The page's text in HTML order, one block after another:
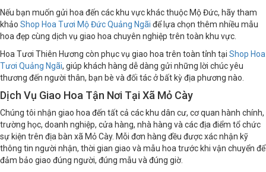
Nếu bạn muốn gửi hoa đến các khu vực khác thuộc Mộ Đức, hãy tham
khảo Shop Hoa Tươi Mộ Đức Quảng Ngãi để lựa chọn thêm nhiều mẫu
hoa đẹp cùng dịch vụ giao hoa chuyên nghiệp trên toàn khu vực.
Hoa Tươi Thiên Hương còn phục vụ giao hoa trên toàn tỉnh tại Shop Hoa
Tươi Quảng Ngãi, giúp khách hàng dễ dàng gửi những lời chúc yêu
thương đến người thân, bạn bè và đối tác ở bất kỳ địa phương nào.
Dịch Vụ Giao Hoa Tận Nơi Tại Xã Mỏ Cày
Chúng tôi nhận giao hoa đến tất cả các khu dân cư, cơ quan hành chính,
trường học, doanh nghiệp, cửa hàng, nhà hàng và các địa điểm tổ chức
sự kiện trên địa bàn xã Mỏ Cày. Mỗi đơn hàng đều được xác nhận kỹ
thông tin người nhận, thời gian giao và mẫu hoa trước khi vận chuyển để
đảm bảo giao đúng người, đúng mẫu và đúng giờ.